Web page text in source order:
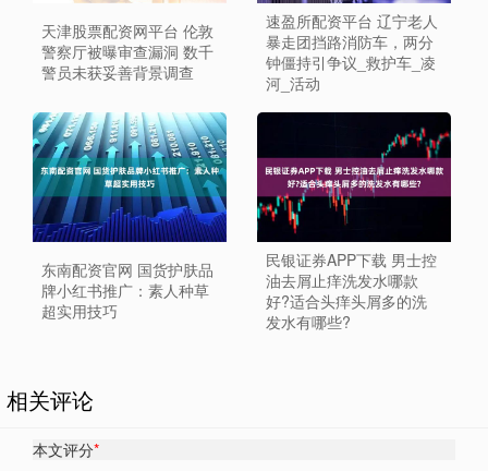
天津股票配资网平台 伦敦
警察厅被曝审查漏洞 数千
警员未获妥善背景调查
速盈所配资平台 辽宁老人
暴走团挡路消防车，两分
钟僵持引争议_救护车_凌
河_活动
东南配资官网 国货护肤品
牌小红书推广：素人种草
超实用技巧
民银证券APP下载 男士控
油去屑止痒洗发水哪款
好?适合头痒头屑多的洗
发水有哪些?
相关评论
本文评分*